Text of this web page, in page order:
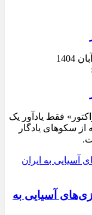
فقط یادآور یک
سکوهای یادگار
آسیایی به